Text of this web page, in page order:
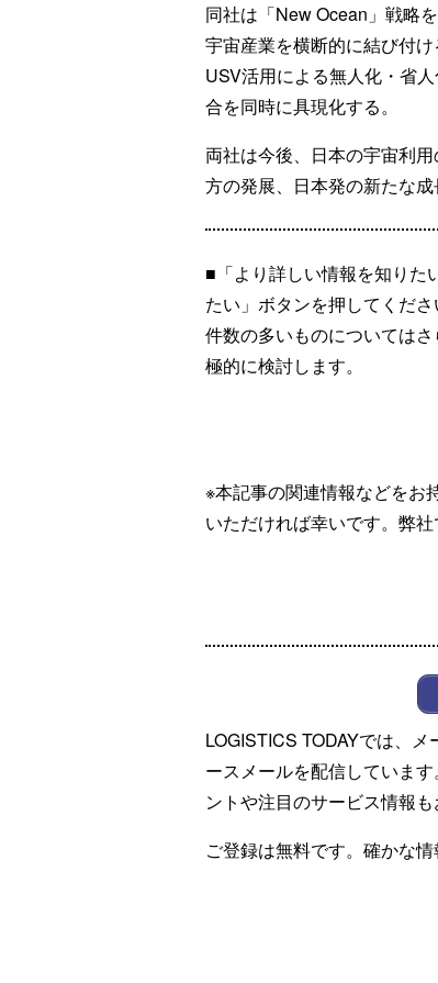
同社は「New Ocean」戦略
宇宙産業を横断的に結び付
USV活用による無人化・省
合を同時に具現化する。
両社は今後、日本の宇宙利
方の発展、日本発の新たな成
■「より詳しい情報を知りた
たい」ボタンを押してくだ
件数の多いものについては
極的に検討します。
※本記事の関連情報などをお
いただければ幸いです。弊
LOGISTICS TODAYでは、
ースメールを配信していま
ントや注目のサービス情報も
ご登録は無料です。確かな